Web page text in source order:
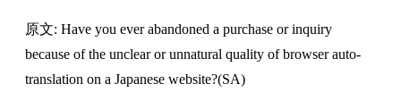
原文: Have you ever abandoned a purchase or inquiry
because of the unclear or unnatural quality of browser auto-
translation on a Japanese website?(SA)